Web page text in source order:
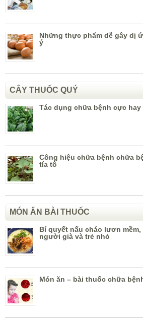
Những thực phẩm dễ gây dị
ý
CÂY THUỐC QUÝ
Tác dụng chữa bệnh cực
Công hiệu chữa bệnh chữa
tía tô
MÓN ĂN BÀI THUỐC
Bí quyết nấu cháo lươn
người già và trẻ nhỏ
Món ăn – bài thuốc chữa